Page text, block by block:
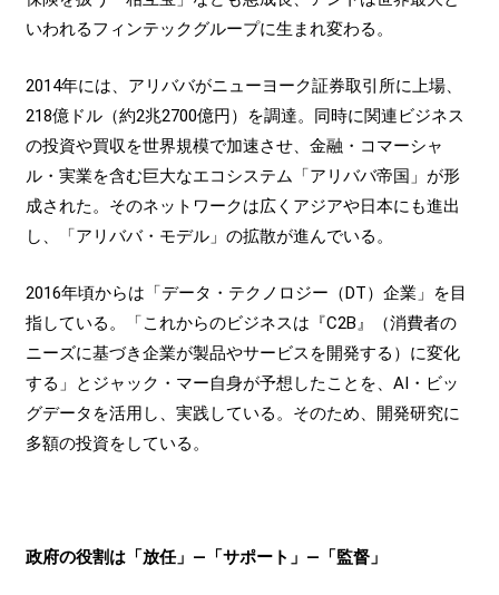
いわれるフィンテックグループに生まれ変わる。
2014年には、アリババがニューヨーク証券取引所に上場、
218億ドル（約2兆2700億円）を調達。同時に関連ビジネス
の投資や買収を世界規模で加速させ、金融・コマーシャ
ル・実業を含む巨大なエコシステム「アリババ帝国」が形
成された。そのネットワークは広くアジアや日本にも進出
し、「アリババ・モデル」の拡散が進んでいる。
2016年頃からは「データ・テクノロジー（DT）企業」を目
指している。「これからのビジネスは『C2B』（消費者の
ニーズに基づき企業が製品やサービスを開発する）に変化
する」とジャック・マー自身が予想したことを、AI・ビッ
グデータを活用し、実践している。そのため、開発研究に
多額の投資をしている。
政府の役割は「放任」―「サポート」―「監督」